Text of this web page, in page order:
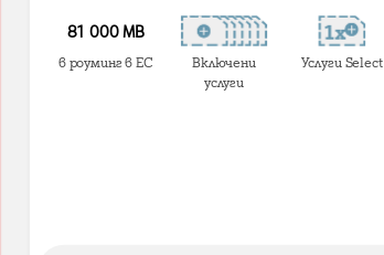
81 000 МВ
в роуминг в ЕС
Включени
услуги
Услуги Select